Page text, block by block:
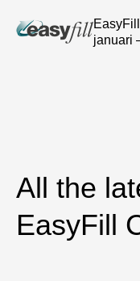
januari
All the
EasyFill